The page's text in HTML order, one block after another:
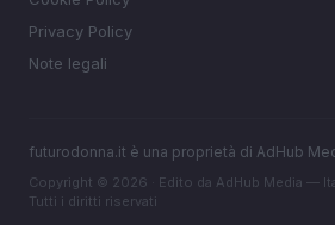
Privacy Policy
Note legali
futurodonna.it è una proprietà di AdHub
Copyright © 2026 · Edito da AdHub Media —
Tutti i diritti riservati